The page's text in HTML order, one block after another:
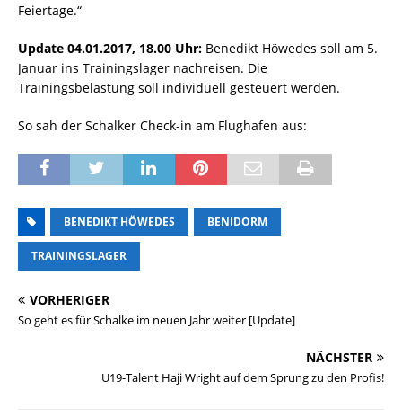
Feiertage.“
Update 04.01.2017, 18.00 Uhr: Benedikt Höwedes soll am 5.
Januar ins Trainingslager nachreisen. Die
Trainingsbelastung soll individuell gesteuert werden.
So sah der Schalker Check-in am Flughafen aus:
BENEDIKT HÖWEDES BENIDORM
TRAININGSLAGER
VORHERIGER
So geht es für Schalke im neuen Jahr weiter [Update]
NÄCHSTER
U19-Talent Haji Wright auf dem Sprung zu den Profis!